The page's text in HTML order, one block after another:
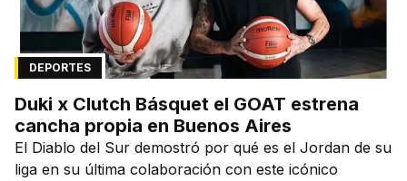
DEPORTES
Duki x Clutch Básquet el GOAT estrena
cancha propia en Buenos Aires
El Diablo del Sur demostró por qué es el Jordan de su
liga en su última colaboración con este icónico